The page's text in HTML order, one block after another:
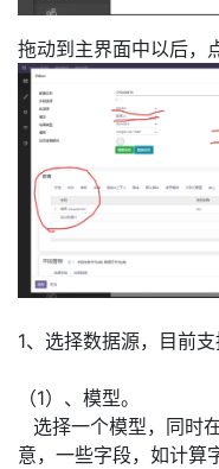
拖动到主界面中以后，
1、选择数据源，目前支
（1）、模型。
选择一个模型，同时
意，一些字段，如计算